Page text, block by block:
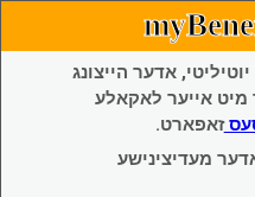
אדער הייצונג
מיט אייער לאקאלע
זאפארט.
מעדיצינישע